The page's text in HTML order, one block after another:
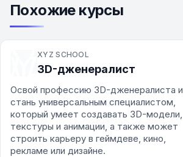
Похожие курсы
XYZ SCHOOL
3D-дженералист
Освой профессию 3D-дженералиста и
стань универсальным специалистом,
который умеет создавать 3D-модели,
текстуры и анимации, а также может
строить карьеру в геймдеве, кино,
рекламе или дизайне.